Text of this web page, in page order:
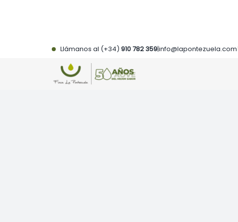
Llámanos al (+34) 910 782 359|info@lapontezuela.com